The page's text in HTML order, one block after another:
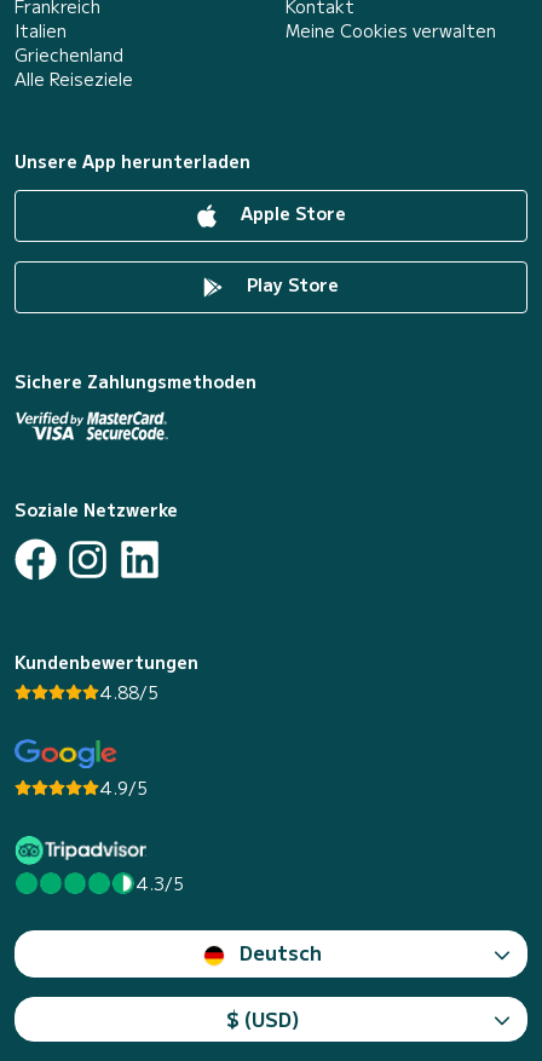
Frankreich
Italien
Griechenland
Alle Reiseziele
Kontakt
Meine Cookies verwalten
Unsere App herunterladen
Apple Store
Play Store
Sichere Zahlungsmethoden
Soziale Netzwerke
Kundenbewertungen
4.88/5
4.9/5
4.3/5
Deutsch
$ (USD)